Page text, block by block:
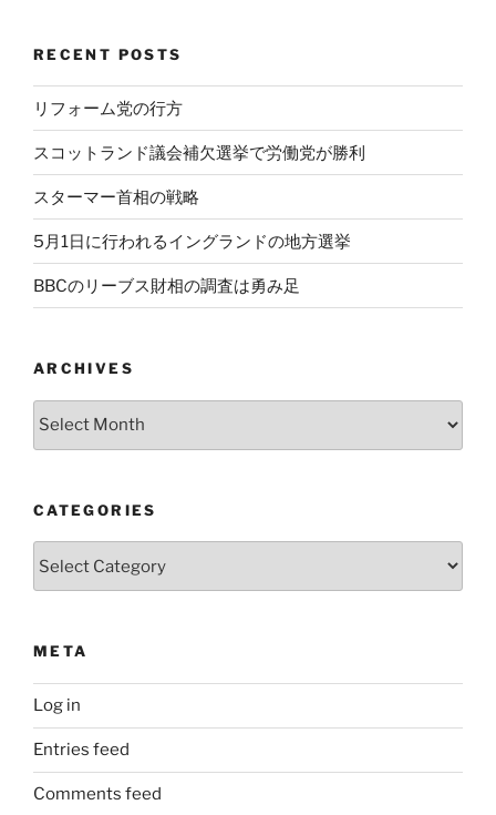
RECENT POSTS
リフォーム党の行方
スコットランド議会補欠選挙で労働党が勝利
スターマー首相の戦略
5月1日に行われるイングランドの地方選挙
BBCのリーブス財相の調査は勇み足
ARCHIVES
Archives
CATEGORIES
META
Log in
Entries feed
Comments feed